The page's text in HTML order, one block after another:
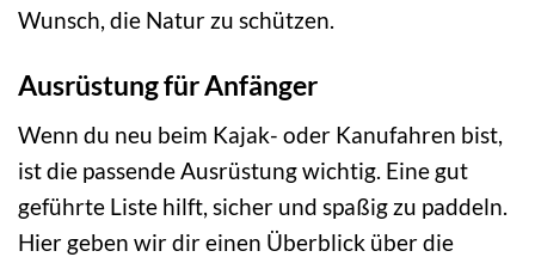
Wunsch, die Natur zu schützen.
Ausrüstung für Anfänger
Wenn du neu beim Kajak- oder Kanufahren bist,
ist die passende Ausrüstung wichtig. Eine gut
geführte Liste hilft, sicher und spaßig zu paddeln.
Hier geben wir dir einen Überblick über die